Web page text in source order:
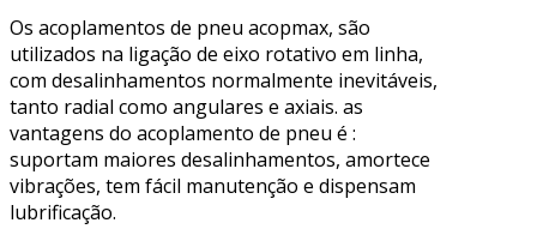
Os acoplamentos de pneu acopmax, são
utilizados na ligação de eixo rotativo em linha,
com desalinhamentos normalmente inevitáveis,
tanto radial como angulares e axiais. as
vantagens do acoplamento de pneu é :
suportam maiores desalinhamentos, amortece
vibrações, tem fácil manutenção e dispensam
lubrificação.